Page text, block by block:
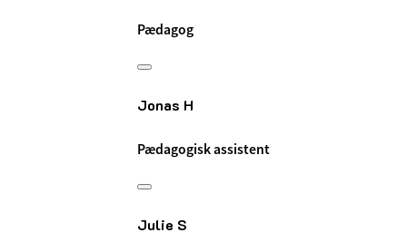
Pædagog
Jonas H
Pædagogisk assistent
Julie S